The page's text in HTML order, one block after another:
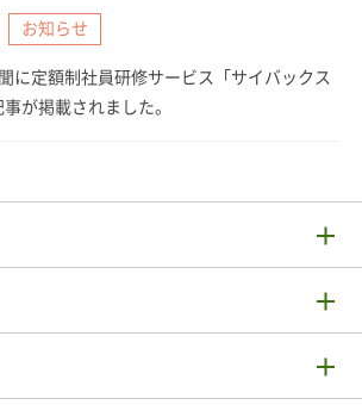
お知らせ
に定額制社員研修サービス「サイバックス
が掲載されました。